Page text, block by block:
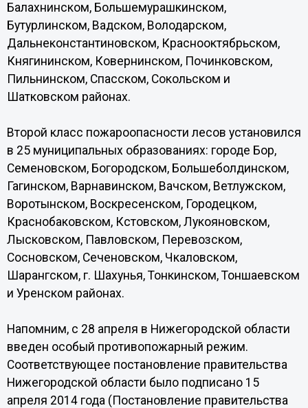
Балахнинском, Большемурашкинском,
Бутурлинском, Вадском, Володарском,
Дальнеконстантиновском, Краснооктябрьском,
Княгининском, Ковернинском, Починковском,
Пильнинском, Спасском, Сокольском и
Шатковском районах.
Второй класс пожароопасности лесов установился
в 25 муниципальных образованиях: городе Бор,
Семеновском, Богородском, Большеболдинском,
Гагинском, Варнавинском, Вачском, Ветлужском,
Воротынском, Воскресенском, Городецком,
Краснобаковском, Кстовском, Лукояновском,
Лысковском, Павловском, Перевозском,
Сосновском, Сеченовском, Чкаловском,
Шарангском, г. Шахунья, Тонкинском, Тоншаевском
и Уренском районах.
Напомним, с 28 апреля в Нижегородской области
введен особый противопожарный режим.
Соответствующее постановление правительства
Нижегородской области было подписано 15
апреля 2014 года (Постановление правительства